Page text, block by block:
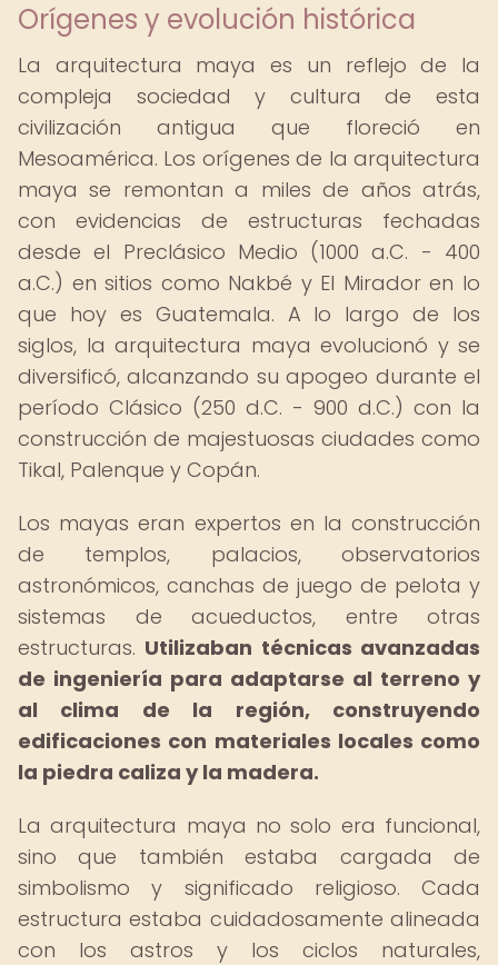
Orígenes y evolución histórica
La arquitectura maya es un reflejo de la
compleja sociedad y cultura de esta
civilización antigua que floreció en
Mesoamérica. Los orígenes de la arquitectura
maya se remontan a miles de años atrás,
con evidencias de estructuras fechadas
desde el Preclásico Medio (1000 a.C. - 400
a.C.) en sitios como Nakbé y El Mirador en lo
que hoy es Guatemala. A lo largo de los
siglos, la arquitectura maya evolucionó y se
diversificó, alcanzando su apogeo durante el
período Clásico (250 d.C. - 900 d.C.) con la
construcción de majestuosas ciudades como
Tikal, Palenque y Copán.
Los mayas eran expertos en la construcción
de templos, palacios, observatorios
astronómicos, canchas de juego de pelota y
sistemas de acueductos, entre otras
estructuras. Utilizaban técnicas avanzadas
de ingeniería para adaptarse al terreno y
al clima de la región, construyendo
edificaciones con materiales locales como
la piedra caliza y la madera.
La arquitectura maya no solo era funcional,
sino que también estaba cargada de
simbolismo y significado religioso. Cada
estructura estaba cuidadosamente alineada
con los astros y los ciclos naturales,